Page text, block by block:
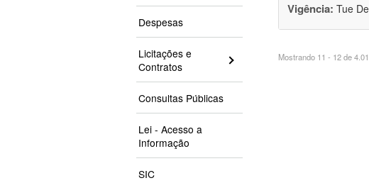
Despesas
Licitações e
Contratos
Consultas Públicas
Lei - Acesso a
Informação
SIC
Vigência: Tue
Mostrando 11 - 12 de